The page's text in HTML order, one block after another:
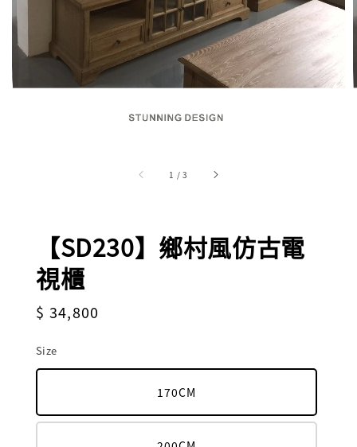
1 /3
【SD230】鄉村風仿古電
視櫃
Regular
$ 34,800
Size
170CM